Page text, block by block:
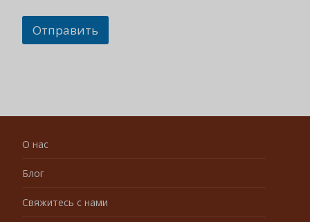
Отправить
О нас
Блог
Свяжитесь с нами